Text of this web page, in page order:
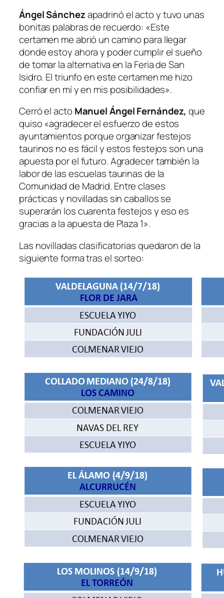
Ángel Sánchezapadrinó el acto y tuvo unas
bonitas palabras de recuerdo: «Este
certamen me abrió un camino para llegar
donde estoy ahora y poder cumplir el sueño
de tomar la alternativa en la Feria de San
Isidro. El triunfo en este certamen me hizo
confiar en mí y en mis posibilidades».
Cerró el acto Manuel Ángel Fernández,que
quiso«agradecer el esfuerzo de estos
ayuntamientos porque organizar festejos
taurinos no es fácil y estos festejos son una
apuesta por el futuro. Agradecer también la
labor de las escuelas taurinas de la
Comunidad de Madrid. Entre clases
prácticas y novilladas sin caballos se
superarán los cuarenta festejos y eso es
gracias a la apuesta de Plaza 1».
Las novilladas clasificatorias quedaron de la
siguiente forma tras el sorteo: